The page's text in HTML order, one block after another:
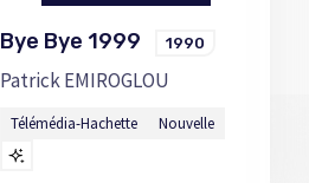
Bye Bye 1999 1990
Patrick EMIROGLOU
Télémédia-Hachette Nouvelle